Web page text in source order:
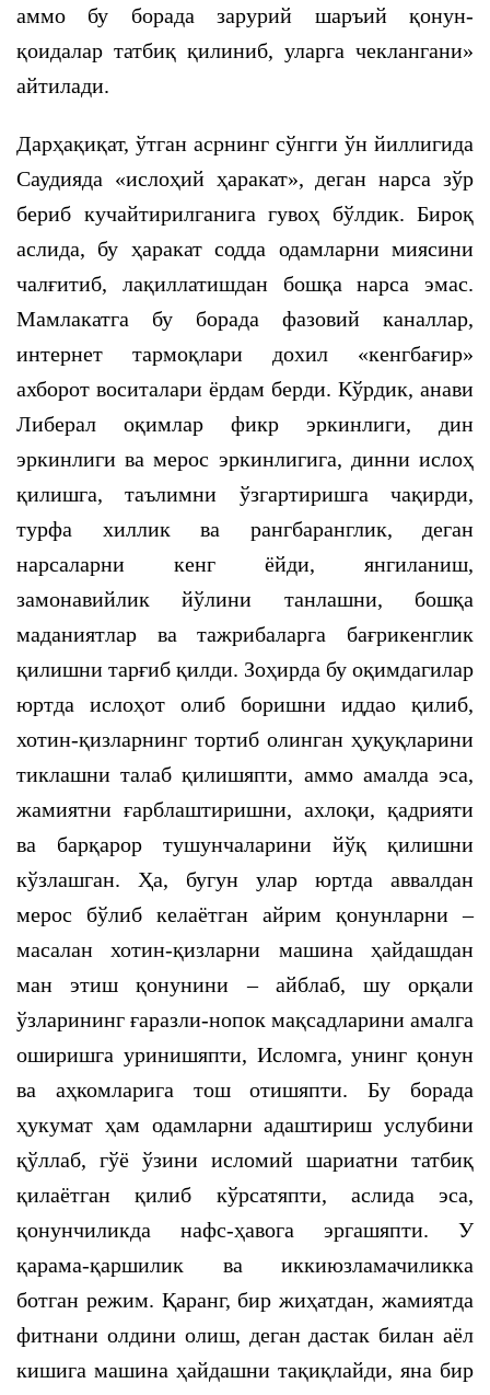
аммо бу борада зарурий шаръий қонун-
қоидалар татбиқ қилиниб, уларга чеклангани»
айтилади.
Дарҳақиқат, ўтган асрнинг сўнгги ўн йиллигида
Саудияда «ислоҳий ҳаракат», деган нарса зўр
бериб кучайтирилганига гувоҳ бўлдик. Бироқ
аслида, бу ҳаракат содда одамларни миясини
чалғитиб, лақиллатишдан бошқа нарса эмас.
Мамлакатга бу борада фазовий каналлар,
интернет тармоқлари дохил «кенгбағир»
ахборот воситалари ёрдам берди. Кўрдик, анави
Либерал оқимлар фикр эркинлиги, дин
эркинлиги ва мерос эркинлигига, динни ислоҳ
қилишга, таълимни ўзгартиришга чақирди,
турфа хиллик ва рангбаранглик, деган
нарсаларни кенг ёйди, янгиланиш,
замонавийлик йўлини танлашни, бошқа
маданиятлар ва тажрибаларга бағрикенглик
қилишни тарғиб қилди. Зоҳирда бу оқимдагилар
юртда ислоҳот олиб боришни иддао қилиб,
хотин-қизларнинг тортиб олинган ҳуқуқларини
тиклашни талаб қилишяпти, аммо амалда эса,
жамиятни ғарблаштиришни, ахлоқи, қадрияти
ва барқарор тушунчаларини йўқ қилишни
кўзлашган. Ҳа, бугун улар юртда аввалдан
мерос бўлиб келаётган айрим қонунларни –
масалан хотин-қизларни машина ҳайдашдан
ман этиш қонунини – айблаб, шу орқали
ўзларининг ғаразли-нопок мақсадларини амалга
оширишга уринишяпти, Исломга, унинг қонун
ва аҳкомларига тош отишяпти. Бу борада
ҳукумат ҳам одамларни адаштириш услубини
қўллаб, гўё ўзини исломий шариатни татбиқ
қилаётган қилиб кўрсатяпти, аслида эса,
қонунчиликда нафс-ҳавога эргашяпти. У
қарама-қаршилик ва иккиюзламачиликка
ботган режим. Қаранг, бир жиҳатдан, жамиятда
фитнани олдини олиш, деган дастак билан аёл
кишига машина ҳайдашни тақиқлайди, яна бир